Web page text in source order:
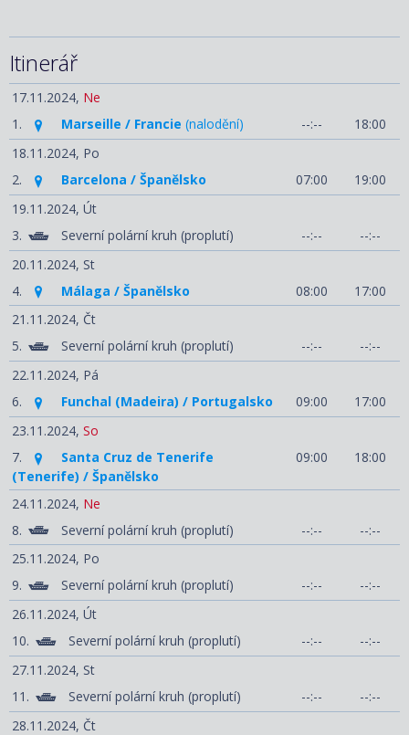
Itinerář
17.11.2024, Ne
1.
Marseille / Francie (nalodění) --:--
18:00
18.11.2024, Po
2.
Barcelona / Španělsko 07:00
19:00
19.11.2024, Út
3.
Severní polární kruh (proplutí) --:--
--:--
20.11.2024, St
4.
Málaga / Španělsko 08:00
17:00
21.11.2024, Čt
5.
Severní polární kruh (proplutí) --:--
--:--
22.11.2024, Pá
6.
Funchal (Madeira) / Portugalsko 09:00
17:00
23.11.2024, So
7.
Santa Cruz de Tenerife
(Tenerife) / Španělsko
09:00 18:00
24.11.2024, Ne
8.
Severní polární kruh (proplutí) --:--
--:--
25.11.2024, Po
9.
Severní polární kruh (proplutí) --:--
--:--
26.11.2024, Út
10.
Severní polární kruh (proplutí) --:--
--:--
27.11.2024, St
11.
Severní polární kruh (proplutí) --:--
--:--
28.11.2024, Čt